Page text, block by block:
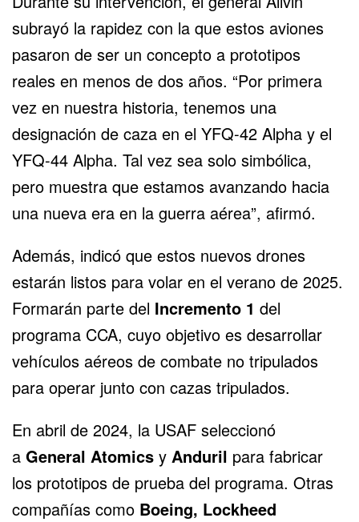
subrayó la rapidez con la que estos aviones
pasaron de ser un concepto a prototipos
reales en menos de dos años. “Por primera
vez en nuestra historia, tenemos una
designación de caza en el YFQ-42 Alpha y el
YFQ-44 Alpha. Tal vez sea solo simbólica,
pero muestra que estamos avanzando hacia
una nueva era en la guerra aérea”, afirmó.
Además, indicó que estos nuevos drones
estarán listos para volar en el verano de 2025.
Formarán parte del Incremento 1 del
programa CCA, cuyo objetivo es desarrollar
vehículos aéreos de combate no tripulados
para operar junto con cazas tripulados.
En abril de 2024, la USAF seleccionó
a General Atomics y Anduril para fabricar
los prototipos de prueba del programa. Otras
compañías como Boeing, Lockheed